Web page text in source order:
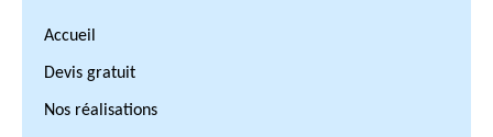
Accueil
Devis gratuit
Nos réalisations